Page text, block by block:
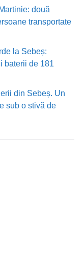
două
transportate
la Sebeș:
baterii de 181
din Sebeș. Un
sub o stivă de